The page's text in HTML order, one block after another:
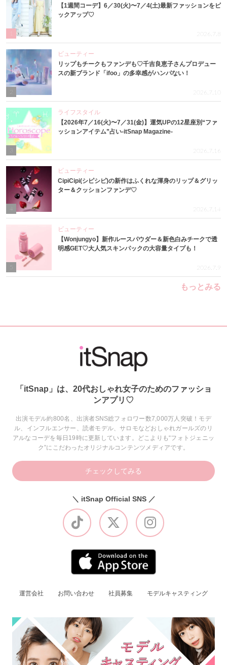
【1週間コーデ】6／30(火)〜7／4(土)最新ファッションをピ
ックアップ♡
2026.7.8
2
ビューティー
リップもチークもファンデも♡千吉良恵子さんプロデュー
スの新ブランド「ifoo」の多幸感がハンパない！
2026.7.10
3
ライフスタイル
【2026年7／16(火)〜7／31(金)】運気UPの12星座別“ファ
ッションアイテム”占い-itSnap Magazine-
2026.7.16
ビューティー
CipiCipi(シピシピ)の新作はふくれな渾身のリップ＆グリッ
ター＆クッションファンデ♡
2026.7.14
ビューティー
【Wonjungyo】新作ルースパウダー＆新色白みチークで透
明感GET♡大人気スキンパックの大容量タイプも！
2026.7.9
もっとみる
「itSnap」は、20代おしゃれ女子のためのファッショ
ンアプリ♡
出演モデル約800名、出演者SNS総フォロワー数7,000万人突破！モデ
ル、インフルエンサー、読者モデル、サロモなどおしゃれガールズのリ
アルなコーデを毎日19時に更新しています。どこよりも“フォトジェニッ
ク”にこだわったオリジナルコンテンツメディアです。
チェックしてみる
＼ itSnap Official SNS ／
運営会社 お問い合わせ 社員募集 モデルキャスティング